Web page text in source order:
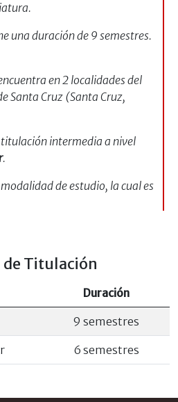
una duración de 9 semestres.
en 2 localidades del
Santa Cruz (Santa Cruz,
titulación intermedia a nivel
.
de estudio, la cual es
de Titulación
Duración
9 semestres
6 semestres